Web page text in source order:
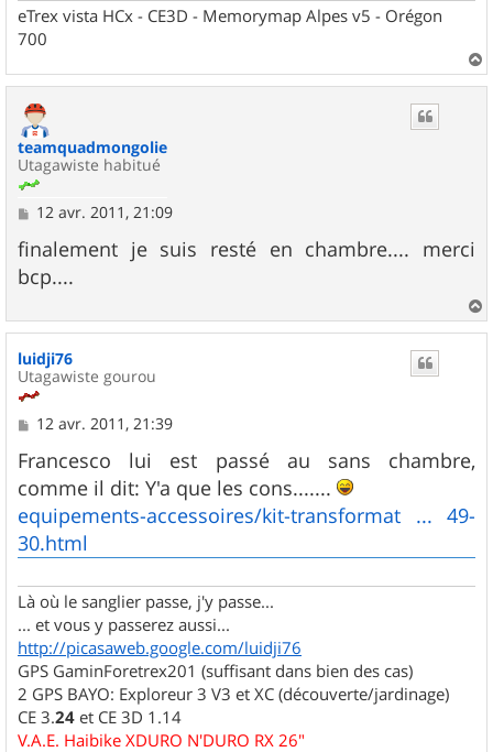
eTrex vista HCx - CE3D - Memorymap Alpes v5 - Orégon
700
a
teamquadmongolie
Utagawiste habitué
M
s
s
a
e
12 avr. 2011, 21:09
finalement je suis resté en chambre.... merci
bcp....
a
luidji76
Utagawiste gourou
M
s
s
a
g
e
12 avr. 2011, 21:39
Francesco lui est passé au sans chambre,
comme il dit: Y'a que les cons.......
equipements-accessoires/kit-transformat ... 49-
30.html
Là où le sanglier passe, j'y passe...
... et vous y passerez aussi...
http://picasaweb.google.com/luidji76
GPS GaminForetrex201 (suffisant dans bien des cas)
2 GPS BAYO: Exploreur 3 V3 et XC (découverte/jardinage)
CE 3.24 et CE 3D 1.14
V.A.E. Haibike XDURO N'DURO RX 26"